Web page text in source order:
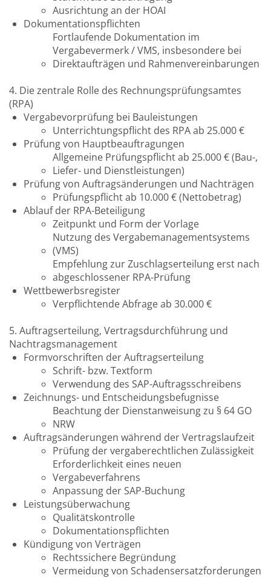
Ausrichtung an der HOAI
Dokumentationspflichten
Fortlaufende Dokumentation im
Vergabevermerk / VMS, insbesondere bei
Direktaufträgen und Rahmenvereinbarungen
4. Die zentrale Rolle des Rechnungsprüfungsamtes
(RPA)
Vergabevorprüfung bei Bauleistungen
Unterrichtungspflicht des RPA ab 25.000 €
Prüfung von Hauptbeauftragungen
Allgemeine Prüfungspflicht ab 25.000 € (Bau-,
Liefer- und Dienstleistungen)
Prüfung von Auftragsänderungen und Nachträgen
Prüfungspflicht ab 10.000 € (Nettobetrag)
Ablauf der RPA-Beteiligung
Zeitpunkt und Form der Vorlage
Nutzung des Vergabemanagementsystems
(VMS)
Empfehlung zur Zuschlagserteilung erst nach
abgeschlossener RPA-Prüfung
Wettbewerbsregister
Verpflichtende Abfrage ab 30.000 €
5. Auftragserteilung, Vertragsdurchführung und
Nachtragsmanagement
Formvorschriften der Auftragserteilung
Schrift- bzw. Textform
Verwendung des SAP-Auftragsschreibens
Zeichnungs- und Entscheidungsbefugnisse
Beachtung der Dienstanweisung zu § 64 GO
NRW
Auftragsänderungen während der Vertragslaufzeit
Prüfung der vergaberechtlichen Zulässigkeit
Erforderlichkeit eines neuen
Vergabeverfahrens
Anpassung der SAP-Buchung
Leistungsüberwachung
Qualitätskontrolle
Dokumentationspflichten
Kündigung von Verträgen
Rechtssichere Begründung
Vermeidung von Schadensersatzforderungen